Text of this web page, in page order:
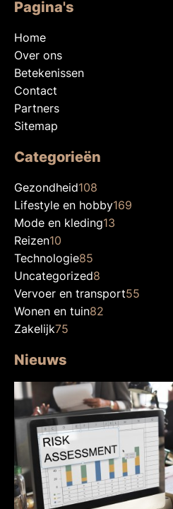
Pagina's
Home
Over ons
Betekenissen
Contact
Partners
Sitemap
Categorieën
Gezondheid108
Lifestyle en hobby169
Mode en kleding13
Reizen10
Technologie85
Uncategorized8
Vervoer en transport55
Wonen en tuin82
Zakelijk75
Nieuws